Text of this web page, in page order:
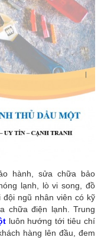
hành, sửa chữa bảo
lạnh, lò vi song, đồ
ngũ nhân viên có kỹ
chữa điện lạnh. Trung
luôn hướng tới tiêu chí
hàng lên đầu, đem